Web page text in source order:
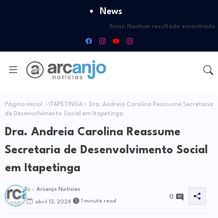
News
Error: Nenhum resultado encontrado
Página inicial ITAPETINGA
Dra. Andreia Carolina Reassume Secretaria
de Desenvolvimento Social em Itapetinga
Dra. Andreia Carolina Reassume
Secretaria de Desenvolvimento Social
em Itapetinga
By - Arcanjo Notícias
abril 12, 2024 1 minute read
0